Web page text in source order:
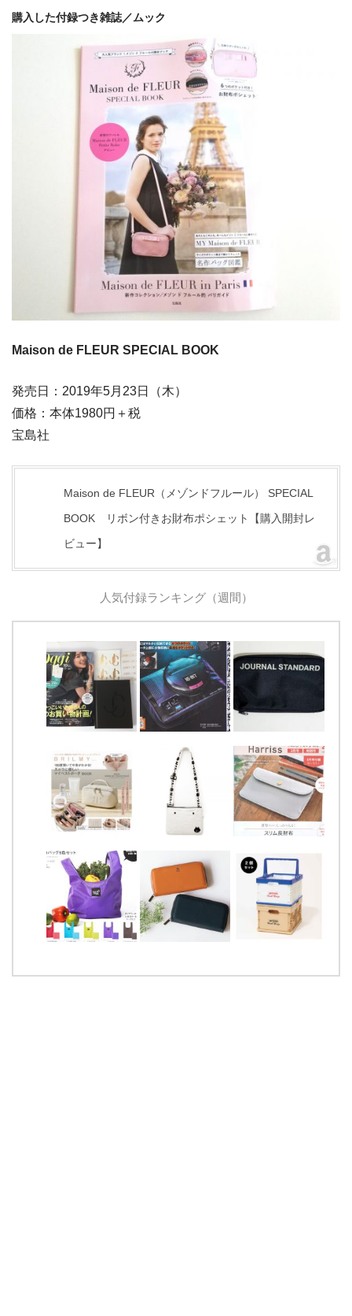
購入した付録つき雑誌／ムック
Maison de FLEUR SPECIAL BOOK
発売日：2019年5月23日（木）
価格：本体1980円＋税
宝島社
Maison de FLEUR（メゾンドフルール） SPECIAL
BOOK リボン付きお財布ポシェット【購入開封レ
ビュー】
人気付録ランキング（週間）